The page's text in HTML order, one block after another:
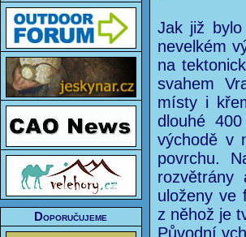
Doporučujeme
Jak již
nevelkém
na
svahem
místy i
dlouhé
východě v
povrchu.
rozvětrány
uloženy ve
z něhož je
Původní